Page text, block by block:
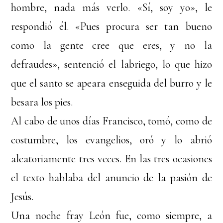
hombre, nada más verlo. «Sí, soy yo», le
respondió él. «Pues procura ser tan bueno
como la gente cree que eres, y no la
defraudes», sentenció el labriego, lo que hizo
que el santo se apeara enseguida del burro y le
besara los pies.
Al cabo de unos días Francisco, tomó, como de
costumbre, los evangelios, oró y lo abrió
aleatoriamente tres veces. En las tres ocasiones
el texto hablaba del anuncio de la pasión de
Jesús.
Una noche fray León fue, como siempre, a